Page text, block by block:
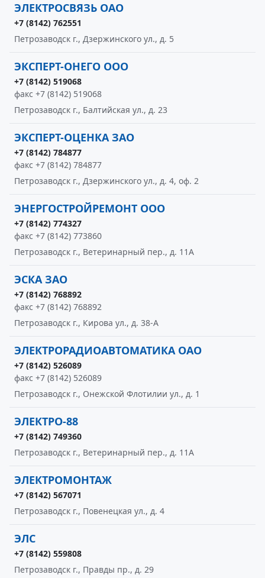
ЭЛЕКТРОСВЯЗЬ ОАО
+7 (8142) 762551
Петрозаводск г., Дзержинского ул., д. 5
ЭКСПЕРТ-ОНЕГО ООО
+7 (8142) 519068
факс +7 (8142) 519068
Петрозаводск г., Балтийская ул., д. 23
ЭКСПЕРТ-ОЦЕНКА ЗАО
+7 (8142) 784877
факс +7 (8142) 784877
Петрозаводск г., Дзержинского ул., д. 4, оф. 2
ЭНЕРГОСТРОЙРЕМОНТ ООО
+7 (8142) 774327
факс +7 (8142) 773860
Петрозаводск г., Ветеринарный пер., д. 11А
ЭСКА ЗАО
+7 (8142) 768892
факс +7 (8142) 768892
Петрозаводск г., Кирова ул., д. 38-А
ЭЛЕКТРОРАДИОАВТОМАТИКА ОАО
+7 (8142) 526089
факс +7 (8142) 526089
Петрозаводск г., Онежской Флотилии ул., д. 1
ЭЛЕКТРО-88
+7 (8142) 749360
Петрозаводск г., Ветеринарный пер., д. 11А
ЭЛЕКТРОМОНТАЖ
+7 (8142) 567071
Петрозаводск г., Повенецкая ул., д. 4
ЭЛС
+7 (8142) 559808
Петрозаводск г., Правды пр., д. 29